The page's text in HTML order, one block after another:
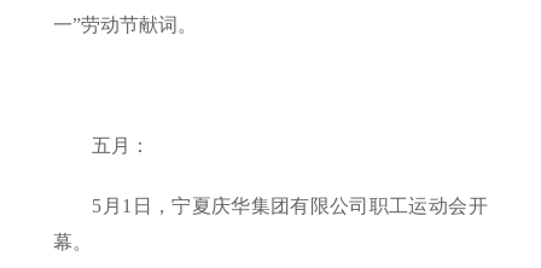
一”劳动节献词。
五月：
5月1日，宁夏庆华集团有限公司职工运动会开
幕。